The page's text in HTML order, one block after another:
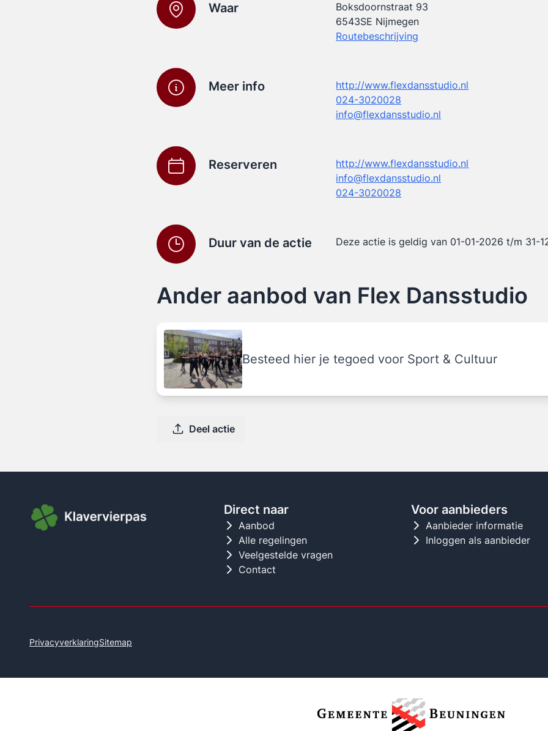
Waar
Boksdoornstraat 93
6543SE Nijmegen
Routebeschrijving
Meer info
http://www.flexdansstudio.nl
024-3020028
info@flexdansstudio.nl
Reserveren
http://www.flexdansstudio.nl
info@flexdansstudio.nl
024-3020028
Duur van de actie Deze actie is geldig van 01-01-2026 t/m 31-
Ander aanbod van Flex Dansstudio
Besteed hier je tegoed voor Sport & Cultuur
Deel actie
Direct naar
Aanbod
Alle regelingen
Veelgestelde vragen
Contact
Voor aanbieders
Aanbieder informatie
Inloggen als aanbieder
PrivacyverklaringSitemap